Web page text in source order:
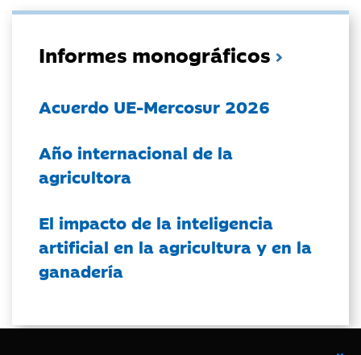
Informes monográficos
Acuerdo UE-Mercosur 2026
Año internacional de la
agricultora
El impacto de la inteligencia
artificial en la agricultura y en la
ganadería